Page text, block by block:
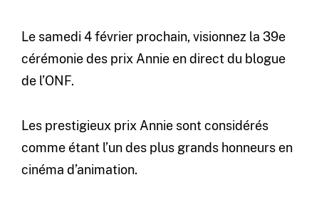
Le samedi 4 février prochain, visionnez la 39e
cérémonie des prix Annie en direct du blogue
de l’ONF.
Les prestigieux prix Annie sont considérés
comme étant l’un des plus grands honneurs en
cinéma d’animation.